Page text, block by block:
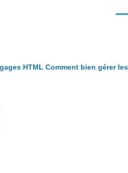
HTML Comment bien gérer